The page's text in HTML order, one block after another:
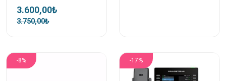
3.600,00₺
3.750,00₺
-8% -17%